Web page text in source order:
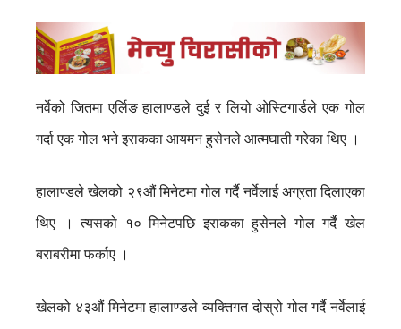
नर्वेको जितमा एर्लिङ हालाण्डले दुई र लियो ओस्टिगार्डले एक गोल
गर्दा एक गोल भने इराकका आयमन हुसेनले आत्मघाती गरेका थिए ।
हालाण्डले खेलको २९औं मिनेटमा गोल गर्दै नर्वेलाई अग्रता दिलाएका
थिए । त्यसको १० मिनेटपछि इराकका हुसेनले गोल गर्दै खेल
बराबरीमा फर्काए ।
खेलको ४३औं मिनेटमा हालाण्डले व्यक्तिगत दोस्रो गोल गर्दै नर्वेलाई